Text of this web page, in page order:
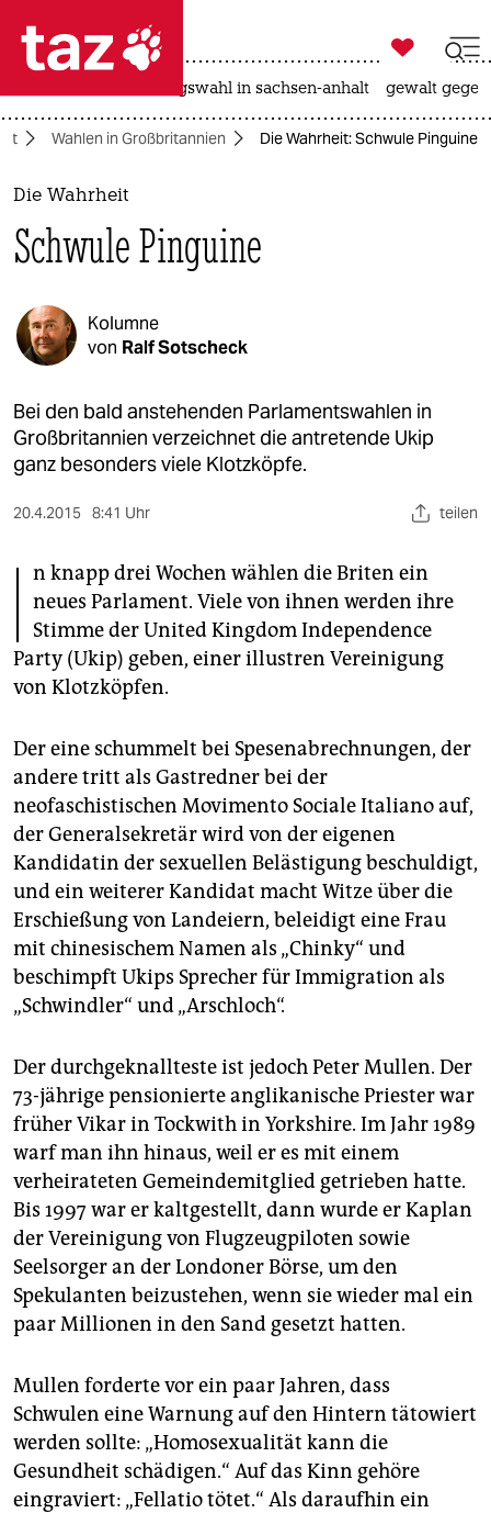
 taz zahl ich
taz zahl ich
themen
politik
öko
gesellschaft
kultur
sport
wahrheit
verlag
verlag
shop
fragen & hilfe
unterstützen
abo
genossenschaft
epaper login

taz zahl ich
landtagswahl in sachsen-anhalt gewalt
Wahlen in Großbritannien Die Wahrheit: Schwule Pinguine
Die Wahrheit
Schwule Pinguine
Kolumne
von Ralf Sotscheck
Bei den bald anstehenden Parlamentswahlen in
Großbritannien verzeichnet die antretende Ukip
ganz besonders viele Klotzköpfe.
20.4.2015 8:41 Uhr teilen
I n knapp drei Wochen wählen die Briten ein
neues Parlament. Viele von ihnen werden ihre
Stimme der United Kingdom Independence
Party (Ukip) geben, einer illustren Vereinigung
von Klotzköpfen.
Der eine schummelt bei Spesenabrechnungen, der
andere tritt als Gastredner bei der
neofaschistischen Movimento Sociale Italiano auf,
der Generalsekretär wird von der eigenen
Kandidatin der sexuellen Belästigung beschuldigt,
und ein weiterer Kandidat macht Witze über die
Erschießung von Landeiern, beleidigt eine Frau
mit chinesischem Namen als „Chinky“ und
beschimpft Ukips Sprecher für Immigration als
„Schwindler“ und „Arschloch“.
Der durchgeknallteste ist jedoch Peter Mullen. Der
73-jährige pensionierte anglikanische Priester war
früher Vikar in Tockwith in Yorkshire. Im Jahr 1989
warf man ihn hinaus, weil er es mit einem
verheirateten Gemeindemitglied getrieben hatte.
Bis 1997 war er kaltgestellt, dann wurde er Kaplan
der Vereinigung von Flugzeugpiloten sowie
Seelsorger an der Londoner Börse, um den
Spekulanten beizustehen, wenn sie wieder mal ein
paar Millionen in den Sand gesetzt hatten.
Mullen forderte vor ein paar Jahren, dass
Schwulen eine Warnung auf den Hintern tätowiert
werden sollte: „Homosexualität kann die
Gesundheit schädigen.“ Auf das Kinn gehöre
eingraviert: „Fellatio tötet.“ Als daraufhin ein